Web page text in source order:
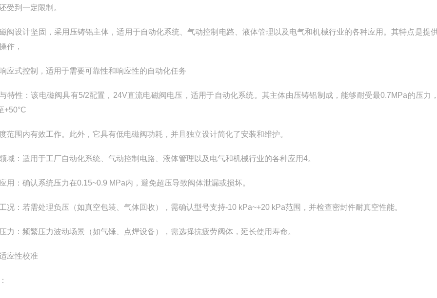
受到一定限制。
阀设计坚固，采用压铸铝主体，适用于自动化系统、气动控制电路、液体管理以及电气和机械行业的各种应用。其特点是提
作，
应式控制，适用于需要可靠性和响应性的自动化任务
特性：该电磁阀具有5/2配置，24V直流电磁阀电压，适用于自动化系统。其主体由压铸铝制成，能够耐受最0.7MPa的压力
+50°C
范围内有效工作。此外，它具有低电磁阀功耗，并且独立设计简化了安装和维护。
域：适用于工厂自动化系统、气动控制电路、液体管理以及电气和机械行业的各种应用4。
用：确认系统压力在0.15~0.9 MPa内，避免超压导致阀体泄漏或损坏。
况：若需处理负压（如真空包装、气体回收），需确认型号支持-10 kPa~+20 kPa范围，并检查密封件耐真空性能。
力：频繁压力波动场景（如气锤、点焊设备），需选择抗疲劳阀体，延长使用寿命。
应性校准